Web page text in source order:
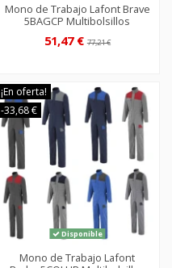
Mono de Trabajo Lafont Brave
5BAGCP Multibolsillos
51,47 €77,21 €
¡En oferta!
-33,68 €
Disponible
Mono de Trabajo Lafont